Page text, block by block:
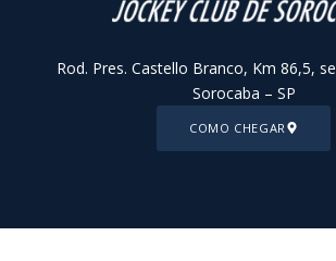
Rod. Pres. Castello Branco, Km 86,5,
Sorocaba – SP
COMO CHEGAR